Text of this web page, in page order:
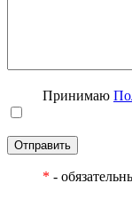
Принимаю
Отправить
* -